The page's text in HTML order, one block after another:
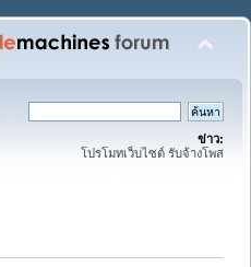
ข่าว:
โปรโมทเว็บไซต์ รับจ้างโพส